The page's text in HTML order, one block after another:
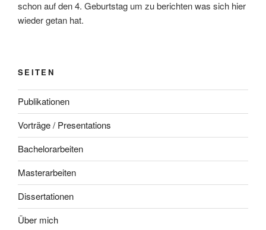
schon auf den 4. Geburtstag um zu berichten was sich hier
wieder getan hat.
SEITEN
Publikationen
Vorträge / Presentations
Bachelorarbeiten
Masterarbeiten
Dissertationen
Über mich